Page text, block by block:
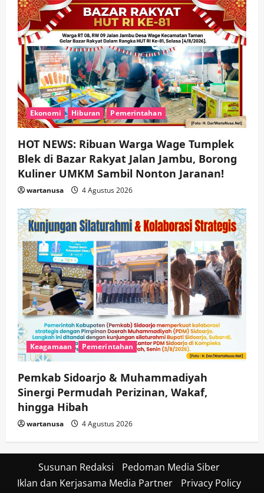
Ekonomi Hiburan Pemerintahan
HOT NEWS: Ribuan Warga Wage Tumplek
Blek di Bazar Rakyat Jalan Jambu, Borong
Kuliner UMKM Sambil Nonton Jaranan!
wartanusa 4 Agustus 2026
Keagamaan Pemerintahan
Pemkab Sidoarjo & Muhammadiyah
Sinergi Permudah Perizinan, Wakaf,
hingga Hibah
wartanusa 4 Agustus 2026
Susunan Redaksi
Pedoman Media Siber
Iklan dan Kerjasama Media Partner
Privacy Policy